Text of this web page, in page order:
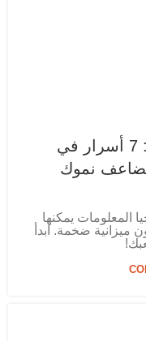
تسويق شركتك الصغيرة: 7 أسرار في
نموك
المعلومات يمكنها
ضخمة. ابدأ